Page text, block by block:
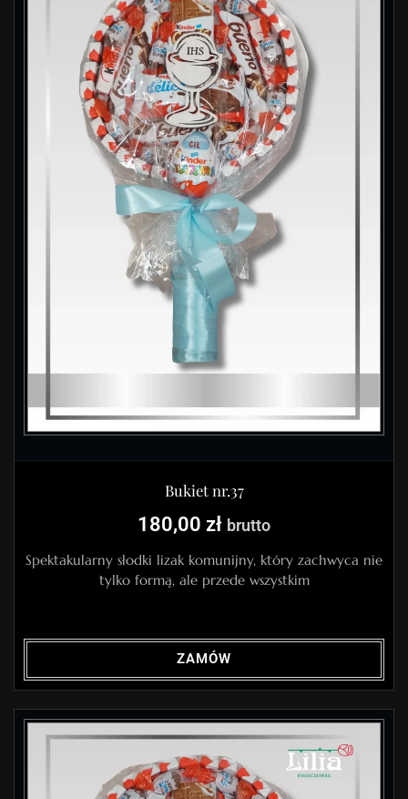
Bukiet nr.37
180,00 zł brutto
Spektakularny słodki lizak komunijny, który zachwyca nie
tylko formą, ale przede wszystkim
ZAMÓW